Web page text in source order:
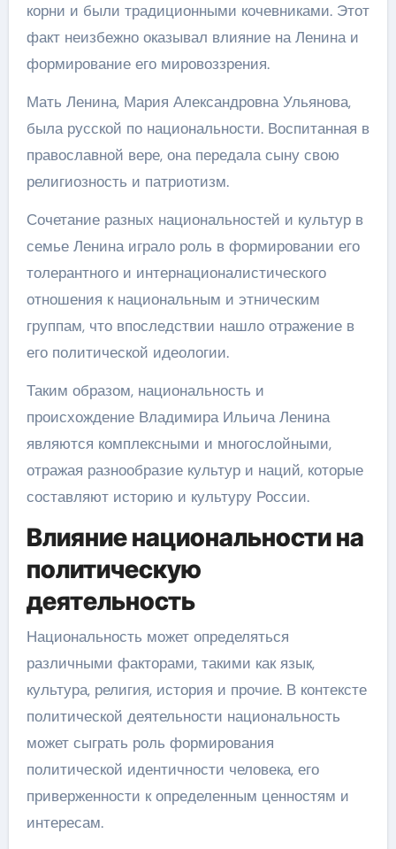
корни и были традиционными кочевниками. Этот
факт неизбежно оказывал влияние на Ленина и
формирование его мировоззрения.
Мать Ленина, Мария Александровна Ульянова,
была русской по национальности. Воспитанная в
православной вере, она передала сыну свою
религиозность и патриотизм.
Сочетание разных национальностей и культур в
семье Ленина играло роль в формировании его
толерантного и интернационалистического
отношения к национальным и этническим
группам, что впоследствии нашло отражение в
его политической идеологии.
Таким образом, национальность и
происхождение Владимира Ильича Ленина
являются комплексными и многослойными,
отражая разнообразие культур и наций, которые
составляют историю и культуру России.
Влияние национальности на
политическую
деятельность
Национальность может определяться
различными факторами, такими как язык,
культура, религия, история и прочие. В контексте
политической деятельности национальность
может сыграть роль формирования
политической идентичности человека, его
приверженности к определенным ценностям и
интересам.